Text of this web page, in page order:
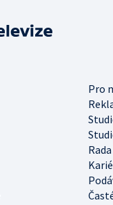
Pro